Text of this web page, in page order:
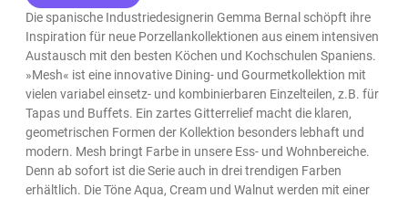
Die spanische Industriedesignerin Gemma Bernal schöpft ihre
Inspiration für neue Porzellankollektionen aus einem intensiven
Austausch mit den besten Köchen und Kochschulen Spaniens.
»Mesh« ist eine innovative Dining- und Gourmetkollektion mit
vielen variabel einsetz- und kombinierbaren Einzelteilen, z.B. für
Tapas und Buffets. Ein zartes Gitterrelief macht die klaren,
geometrischen Formen der Kollektion besonders lebhaft und
modern. Mesh bringt Farbe in unsere Ess- und Wohnbereiche.
Denn ab sofort ist die Serie auch in drei trendigen Farben
erhältlich. Die Töne Aqua, Cream und Walnut werden mit einer